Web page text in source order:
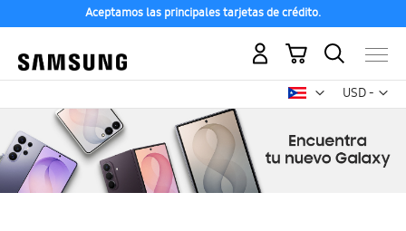
Aceptamos las principales tarjetas de crédito.
USD -
dólar
Mi carrito